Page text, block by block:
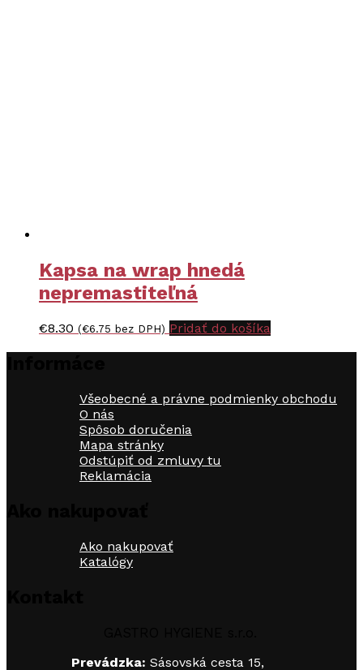
Kapsa na wrap hnedá
nepremastiteľná
€8.30 (€6.75 bez DPH) Pridať do košíka
Všeobecné a právne podmienky obchodu
O nás
Spôsob doručenia
Mapa stránky
Odstúpiť od zmluvy tu
Reklamácia
Ako nakupovať
Katalógy
Prevádzka: Sásovská cesta 15,